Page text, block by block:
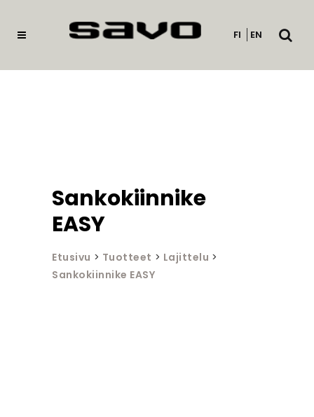
FI EN
Avaa
Sankokiinnike
EASY
Etusivu > Tuotteet > Lajittelu >
Sankokiinnike EASY